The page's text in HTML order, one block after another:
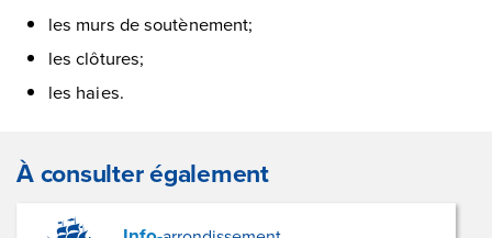
les murs de soutènement;
les clôtures;
les haies.
À consulter également